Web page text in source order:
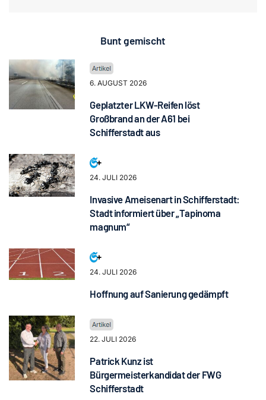
Bunt gemischt
6. AUGUST 2026
Geplatzter LKW-Reifen löst
Großbrand an der A61 bei
Schifferstadt aus
24. JULI 2026
Invasive Ameisenart in Schifferstadt:
Stadt informiert über „Tapinoma
magnum“
24. JULI 2026
Hoffnung auf Sanierung gedämpft
22. JULI 2026
Patrick Kunz ist
Bürgermeisterkandidat der FWG
Schifferstadt